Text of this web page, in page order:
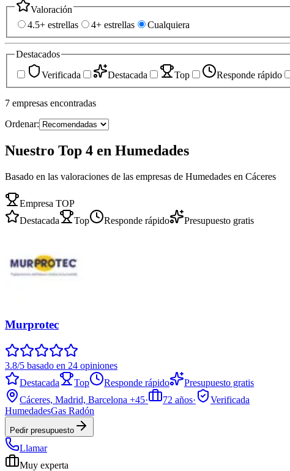
Valoración
4.5+ estrellas
4+ estrellas Cualquiera
Destacados
Verificada
Destacada Top Responde rápido
7 empresas encontradas
Ordenar:
Nuestro Top 4 en Humedades
Basado en las valoraciones de las empresas de Humedades en Cáceres
Empresa TOP
Destacada
Top Responde rápido Presupuesto gratis
Murprotec
3.8/5 basado en 24 opiniones
Destacada
Top Responde rápido
Presupuesto gratis
Cáceres, Madrid, Barcelona +45· 72 años·
Verificada
HumedadesGas Radón
Pedir presupuesto
Llamar
Muy experta